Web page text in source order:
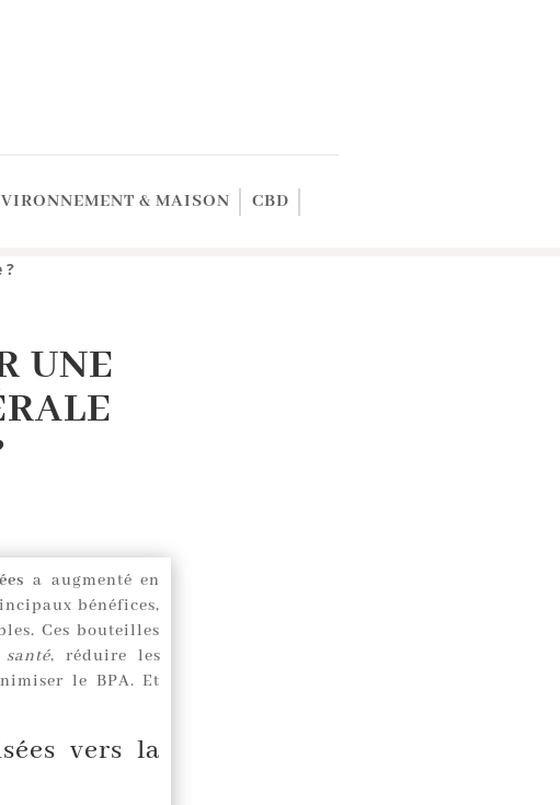
& MAISON CBD
?
UNE
a augmenté en
bénéfices,
Ces bouteilles
, réduire les
le BPA. Et
vers la